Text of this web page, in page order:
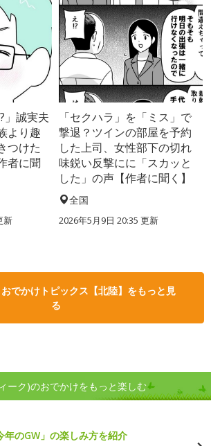
」誠実夫
より趣
つけた
者に聞
新
「セクハラ」を「ミス」で
撃退？ツインの部屋を予約
した上司、女性部下の切れ
味鋭い反撃にに「スカッと
した」の声【作者に聞く】
全国
2026年5月9日 20:35 更新
でかけトピックス【北陸】をもっと見
る
ーク)のおでかけをもっと楽しむ
年のGW」の楽しみ方を紹介